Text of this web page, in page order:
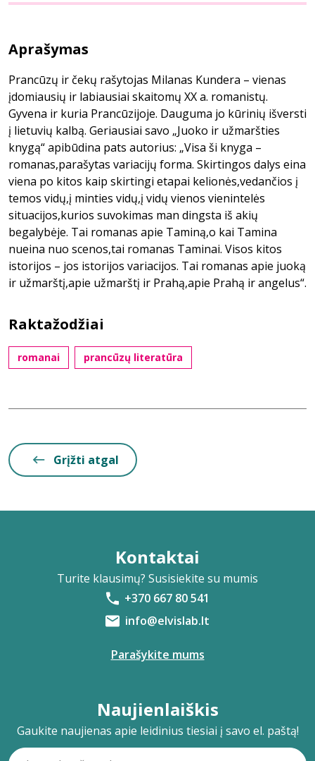
Aprašymas
Prancūzų ir čekų rašytojas Milanas Kundera – vienas
įdomiausių ir labiausiai skaitomų XX a. romanistų.
Gyvena ir kuria Prancūzijoje. Dauguma jo kūrinių išversti
į lietuvių kalbą. Geriausiai savo „Juoko ir užmaršties
knygą“ apibūdina pats autorius: „Visa ši knyga –
romanas,parašytas variacijų forma. Skirtingos dalys eina
viena po kitos kaip skirtingi etapai kelionės,vedančios į
temos vidų,į minties vidų,į vidų vienos vienintelės
situacijos,kurios suvokimas man dingsta iš akių
begalybėje. Tai romanas apie Taminą,o kai Tamina
nueina nuo scenos,tai romanas Taminai. Visos kitos
istorijos – jos istorijos variacijos. Tai romanas apie juoką
ir užmarštį,apie užmarštį ir Prahą,apie Prahą ir angelus“.
Raktažodžiai
romanai prancūzų literatūra
Grįžti atgal
Kontaktai
Turite klausimų? Susisiekite su mumis
+370 667 80 541
info@elvislab.lt
Parašykite mums
Naujienlaiškis
Gaukite naujienas apie leidinius tiesiai į savo el. paštą!